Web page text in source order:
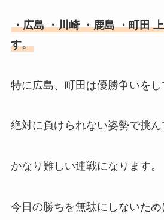
・広島 ・川崎 ・鹿島 ・町田
す。
特に広島、町田は優勝争いをし
絶対に負けられない姿勢で挑ん
かなり難しい連戦になります。
今日の勝ちを無駄にしないため